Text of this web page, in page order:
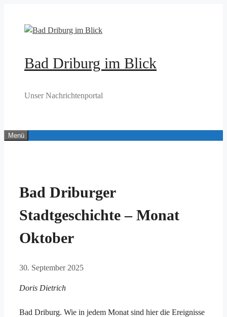
springen
Bad Driburg im Blick
Unser Nachrichtenportal
Menü
Bad Driburger
Stadtgeschichte – Monat
Oktober
30. September 2025
Doris Dietrich
Bad Driburg. Wie in jedem Monat sind hier die Ereignisse